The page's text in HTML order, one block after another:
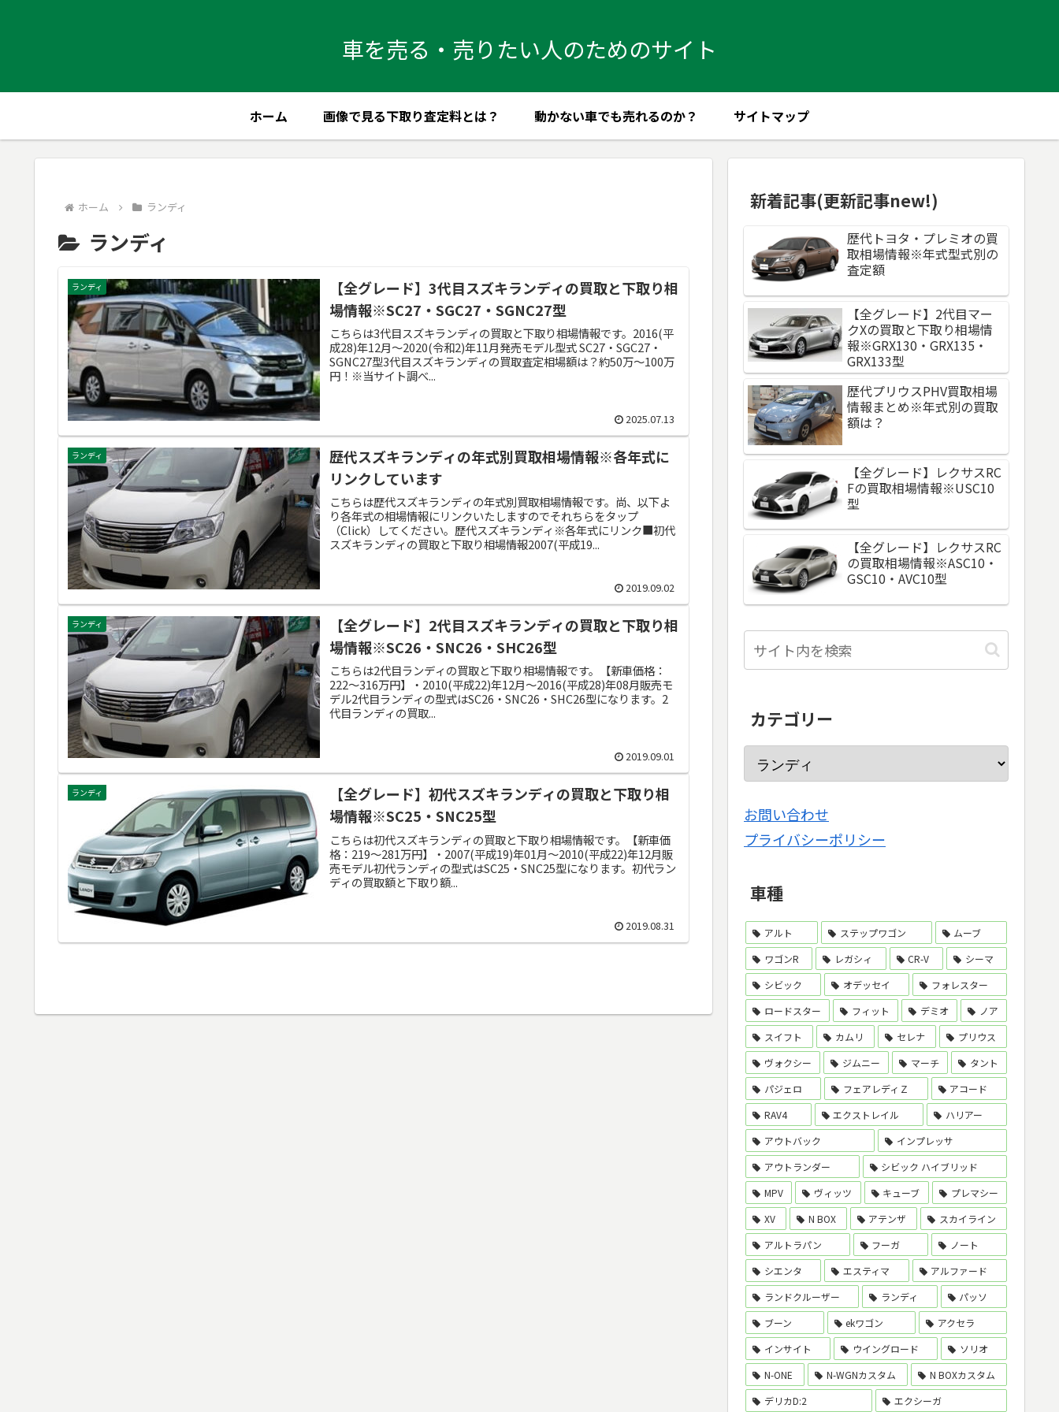
車を売る・売りたい人のためのサイト
ホーム 画像で見る下取り査定料とは？ 動かない車でも売れるのか？ サイトマップ
ホーム ランディ
ランディ
ランディ
【全グレード】3代目スズキランディの買取と下取り相
場情報※SC27・SGC27・SGNC27型
こちらは3代目スズキランディの買取と下取り相場情報です。2016(平
成28)年12月～2020(令和2)年11月発売モデル型式 SC27・SGC27・
SGNC27型3代目スズキランディの買取査定相場額は？約50万～100万
円！※当サイト調べ...
2025.07.13
ランディ
歴代スズキランディの年式別買取相場情報※各年式に
リンクしています
こちらは歴代スズキランディの年式別買取相場情報です。尚、以下よ
り各年式の相場情報にリンクいたしますのでそれちらをタップ
（Click）してください。歴代スズキランディ※各年式にリンク■初代
スズキランディの買取と下取り相場情報2007(平成19...
2019.09.02
ランディ
【全グレード】2代目スズキランディの買取と下取り相
場情報※SC26・SNC26・SHC26型
こちらは2代目ランディの買取と下取り相場情報です。【新車価格：
222～316万円】・2010(平成22)年12月～2016(平成28)年08月販売モ
デル2代目ランディの型式はSC26・SNC26・SHC26型になります。2
代目ランディの買取...
2019.09.01
ランディ
【全グレード】初代スズキランディの買取と下取り相
場情報※SC25・SNC25型
こちらは初代スズキランディの買取と下取り相場情報です。【新車価
格：219～281万円】・2007(平成19)年01月～2010(平成22)年12月販
売モデル初代ランディの型式はSC25・SNC25型になります。初代ラン
ディの買取額と下取り額...
2019.08.31
新着記事(更新記事new!)
歴代トヨタ・プレミオの買
取相場情報※年式型式別の
査定額
【全グレード】2代目マー
クXの買取と下取り相場情
報※GRX130・GRX135・
GRX133型
歴代プリウスPHV買取相場
情報まとめ※年式別の買取
額は？
【全グレード】レクサスRC
Fの買取相場情報※USC10
型
【全グレード】レクサスRC
の買取相場情報※ASC10・
GSC10・AVC10型
カテゴリー
お問い合わせ
プライバシーポリシー
車種
アルト ステップワゴン
ムーブ
ワゴンR
レガシィ CR-V
シーマ
シビック
オデッセイ
フォレスター
ロードスター
フィット デミオ
ノア
スイフト
カムリ セレナ
プリウス
ヴォクシー
ジムニー マーチ
タント
パジェロ
フェアレディＺ
アコード
RAV4
エクストレイル
ハリアー
アウトバック
インプレッサ
アウトランダー
シビック ハイブリッド
MPV
ヴィッツ キューブ
プレマシー
XV
N BOX アテンザ
スカイライン
アルトラパン
フーガ
ノート
シエンタ
エスティマ
アルファード
ランドクルーザー
ランディ
パッソ
ブーン
ekワゴン
アクセラ
インサイト
ウイングロード
ソリオ
N-ONE
N-WGNカスタム
N BOXカスタム
デリカD:2
エクシーガ